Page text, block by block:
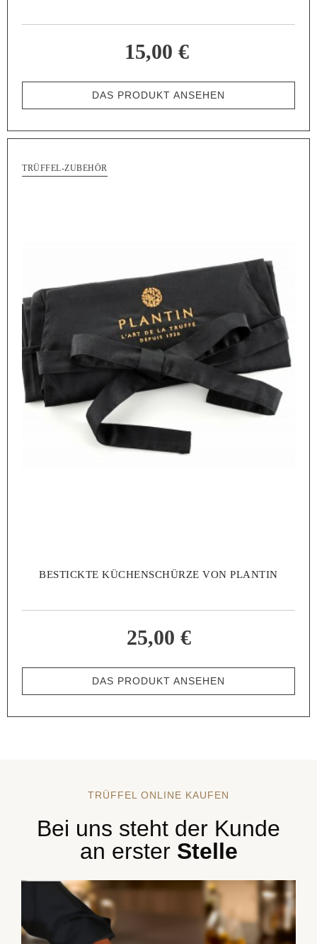
15,00 €
DAS PRODUKT ANSEHEN
TRÜFFEL-ZUBEHÖR
BESTICKTE KÜCHENSCHÜRZE VON PLANTIN
25,00 €
DAS PRODUKT ANSEHEN
TRÜFFEL ONLINE KAUFEN
Bei uns steht der Kunde
an erster Stelle